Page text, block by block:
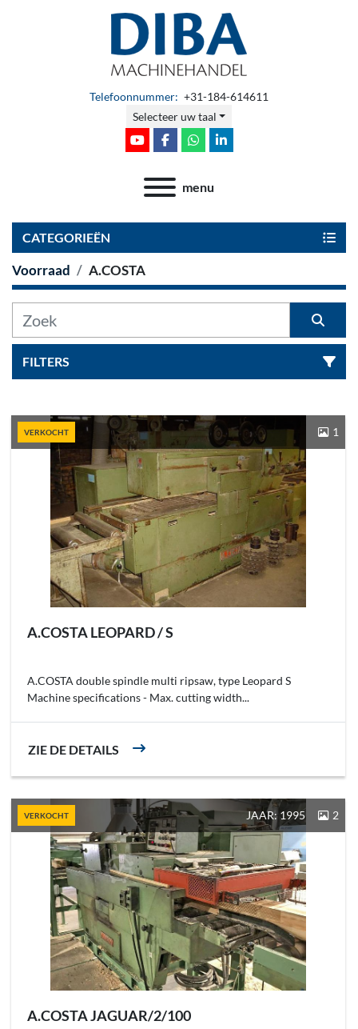
Telefoonnummer: +31-184-614611
Selecteer uw taal
youtubefacebookwhatsapplinkedin
menu
CATEGORIEËN
Voorraad A.COSTA
FILTERS
VERKOCHT 1
A.COSTA LEOPARD / S
A.COSTA double spindle multi ripsaw, type Leopard S
Machine specifications - Max. cutting width...
ZIE DE DETAILS
VERKOCHT JAAR: 1995 2
A.COSTA JAGUAR/2/100